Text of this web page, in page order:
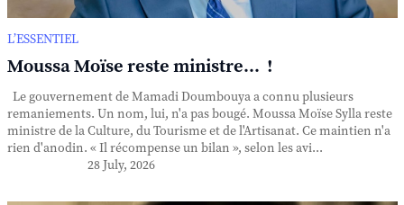
L’ESSENTIEL
Moussa Moïse reste ministre... !
Le gouvernement de Mamadi Doumbouya a connu plusieurs
remaniements. Un nom, lui, n'a pas bougé. Moussa Moïse Sylla reste
ministre de la Culture, du Tourisme et de l'Artisanat. Ce maintien n'a
rien d'anodin. « Il récompense un bilan », selon les avi...
28 July, 2026